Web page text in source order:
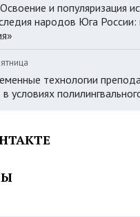
и популяризация
народов Юга
технологии
условиях